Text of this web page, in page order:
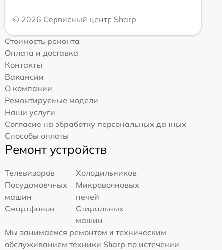
© 2026 Сервисный центр Sharp
Стоимость ремонта
Оплата и доставка
Контакты
Вакансии
О компании
Ремонтируемые модели
Наши услуги
Согласие на обработку персональных данных
Способы оплаты
Ремонт устройств
Телевизоров
Холодильников
Посудомоечных
машин
Микроволновых
печей
Смартфонов
Стиральных
машин
Мы занимаемся ремонтом и техническим
обслуживанием техники Sharp по истечении